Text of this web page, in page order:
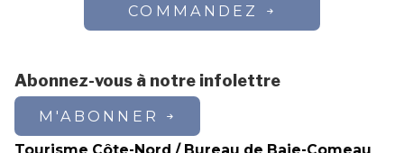
COMMANDEZ
Abonnez-vous à notre infolettre
M'ABONNER